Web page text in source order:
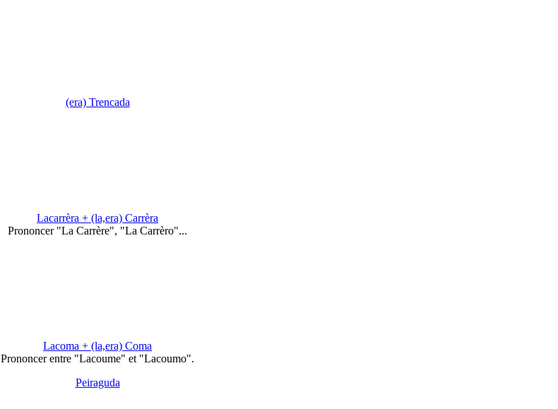
(era) Trencada
Lacarrèra + (la,era) Carrèra
Prononcer "La Carrère", "La Carrèro"...
Lacoma + (la,era) Coma
Prononcer entre "Lacoume" et "Lacoumo".
Peiraguda